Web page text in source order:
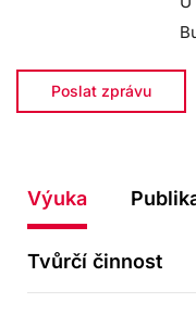
Poslat zprávu
Výuka
Tvůrčí činnost